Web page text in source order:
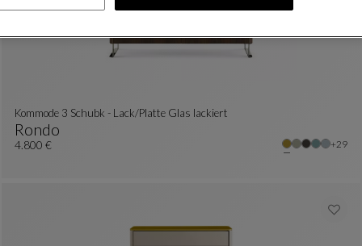
Rondo
Kommode 3 Schubk - Lack/Platte Glas Lackiert
Siehe Vollständige Beschreibung
Kommode 3 Schubk - Lack/Platte Glas lackiert
4.800 € +29